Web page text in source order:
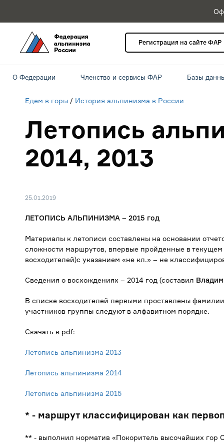
Регистрация на сайте ФАР
О Федерации Членство и сервисы ФАР Базы
Едем в горы / История альпинизма в России
Летопись
2014, 2013
25.01.2019
ЛЕТОПИСЬ АЛЬПИНИЗМА – 2015 год
Материалы к летописи составлены на основании
сложности маршрутов, впервые пройденные в текущем
восходителей)с указанием «не кл.» – не
Сведения о восхождениях – 2014 год (составил
В списке восходителей первыми проставлены
участников группы следуют в алфавитном порядке.
Скачать в pdf:
Летопись альпинизма 2013
Летопись альпинизма 2014
Летопись альпинизма 2015
* - маршрут классифицирован как
** - выполнил норматив «Покоритель высочайших гор